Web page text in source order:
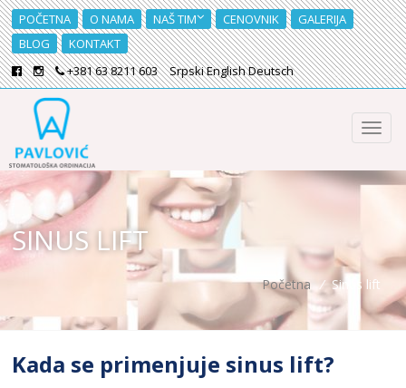
POČETNA O NAMA NAŠ TIM CENOVNIK
GALERIJA
BLOG
KONTAKT
+381 63 8211 603
SrpskiEnglishDeutsch
SINUS LIFT
Početna / Sinus lift
Kada se primenjuje sinus lift?